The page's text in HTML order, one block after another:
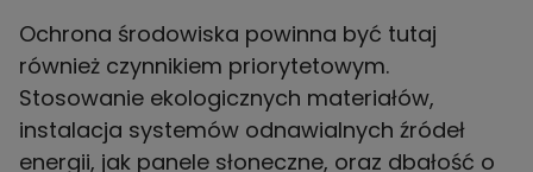
Ochrona środowiska powinna być tutaj
również czynnikiem priorytetowym.
Stosowanie ekologicznych materiałów,
instalacja systemów odnawialnych źródeł
energii, jak panele słoneczne, oraz dbałość o